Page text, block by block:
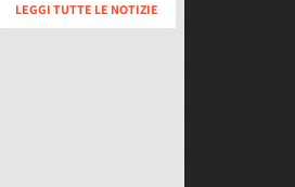
LEGGI TUTTE LE NOTIZIE